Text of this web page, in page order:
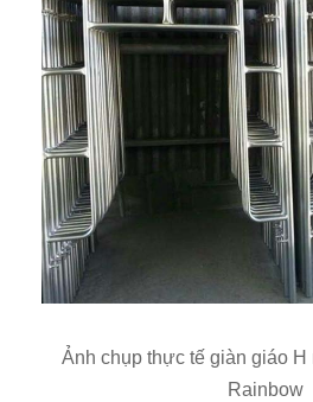
Ảnh chụp thực tế giàn giáo H
Rainbow